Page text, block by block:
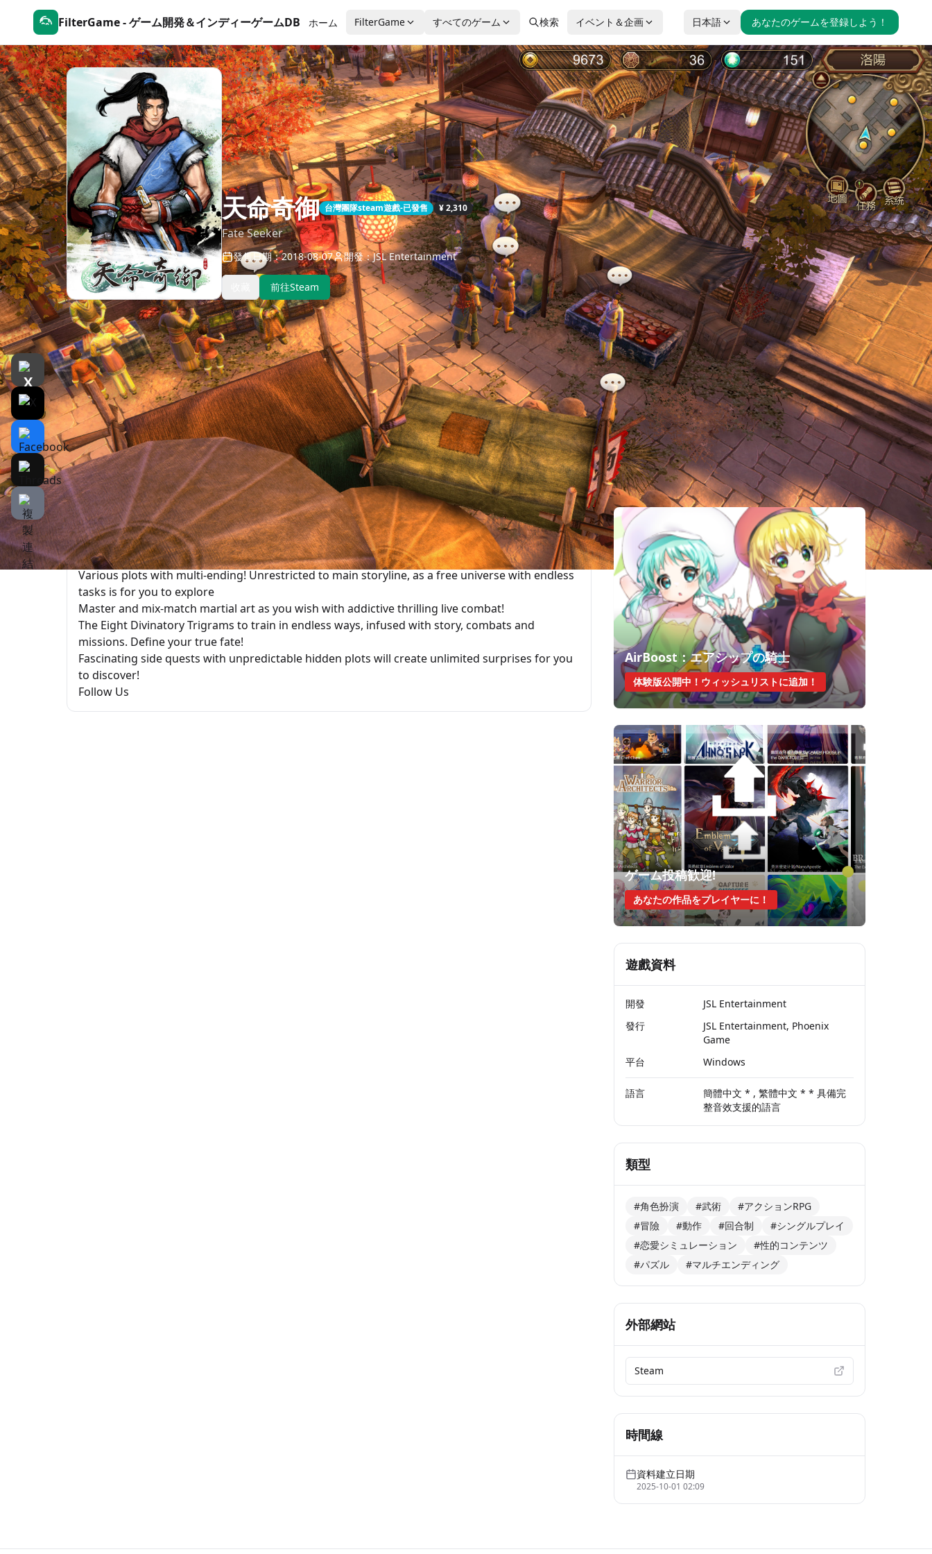
FilterGame - ゲーム開発＆インディーゲームDB ホーム FilterGame すべてのゲーム 検索 イベント＆企画 日本語 あなたのゲームを登録しよう！
天命奇御 台灣團隊steam遊戲-已發售 ¥ 2,310
Fate Seeker
發售日期：2018-08-07 開發：JSL Entertainment
前往Steam
遊戲介紹 最後更新：2025-10-05
介紹 遊戲截圖 関連記事
Produced by JSL ENTERTAINMENT, Fate Seeker is an original oriental role-playing action game
set in the stunning KongFu universe. You play as the unruly teen, Stormy Chai, who accidentally
unveiled conspiracy and hunted ever since. Escaping from death, Stormy decided to carry on
the fate of “the Chosen One” to save the world. Journey on as the master of swordsman with
open world mission for you to explore intensive live combat to challenge and overflowing plots
to be enchanted. Your choice defines your destiny, and alter endings. Will you be the conquerer
the world or the mighty hermit? Step into this universe to find out!
Feature
Various plots with multi-ending! Unrestricted to main storyline, as a free universe with endless
tasks is for you to explore
Master and mix-match martial art as you wish with addictive thrilling live combat!
The Eight Divinatory Trigrams to train in endless ways, infused with story, combats and
missions. Define your true fate!
Fascinating side quests with unpredictable hidden plots will create unlimited surprises for you
to discover!
Follow Us
相似遊戲
Pulut
Adventure
RPG
螢幕判官
Behind the
Screen
女鬼橋：開魂
路
廖添丁 - 稀代
兇賊の最期
アレタ
ダスクダイバ
ー ユウセン
チョウ
AirBoost：エアシップの騎士
体験版公開中！ウィッシュリストに追加！
ゲーム投稿歓迎!
あなたの作品をプレイヤーに！
遊戲資料
開發
JSL Entertainment
發行
JSL Entertainment, Phoenix
Game
平台
Windows
語言
簡體中文 * , 繁體中文 * * 具備完
整音效支援的語言
類型
#角色扮演 #武術
#アクションRPG
#冒險
#動作 #回合制
#シングルプレイ
#恋愛シミュレーション
#性的コンテンツ
#パズル
#マルチエンディング
外部網站
Steam
時間線
資料建立日期
2025-10-01 02:09